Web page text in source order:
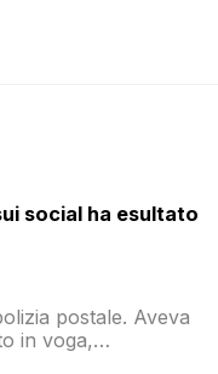
social ha esultato
postale. Aveva
in voga,